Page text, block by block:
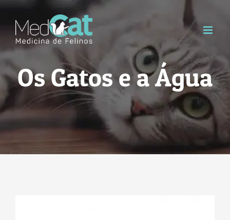
content
Os Gatos e a Água